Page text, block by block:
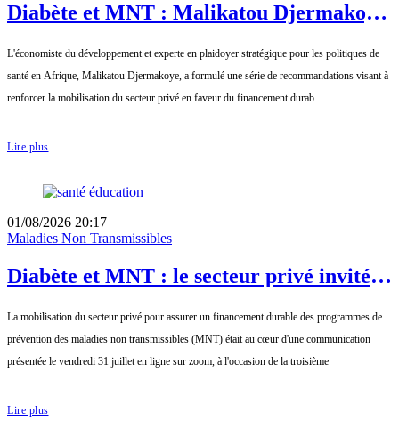
Diabète et MNT : Malikatou Djermakoye
secteur privé
L'économiste du développement et experte en plaidoyer stratégique pour les politiques de
santé en Afrique, Malikatou Djermakoye, a formulé une série de recommandations visant à
renforcer la mobilisation du secteur privé en faveur du financement durab
Lire plus
01/08/2026 20:17
Maladies Non Transmissibles
Diabète et MNT : le secteur privé invité à
La mobilisation du secteur privé pour assurer un financement durable des programmes de
prévention des maladies non transmissibles (MNT) était au cœur d'une communication
présentée le vendredi 31 juillet en ligne sur zoom, à l'occasion de la troisième
Lire plus